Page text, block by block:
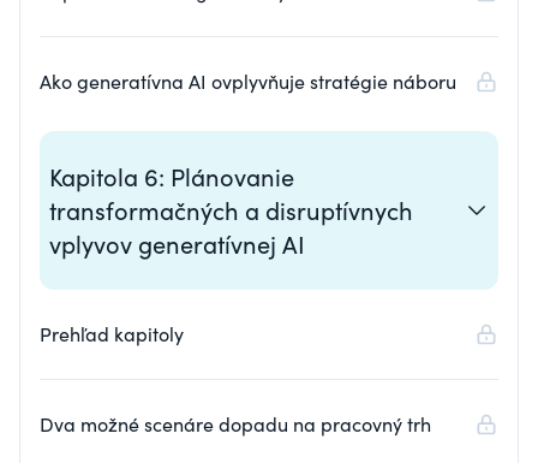
Ako generatívna AI ovplyvňuje stratégie náboru
Kapitola 6: Plánovanie
transformačných a disruptívnych
vplyvov generatívnej AI
Prehľad kapitoly
Dva možné scenáre dopadu na pracovný trh